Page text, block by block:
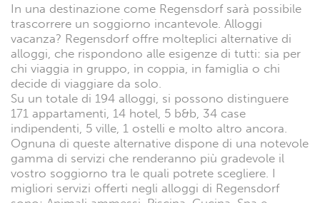
In una destinazione come Regensdorf sarà possibile
trascorrere un soggiorno incantevole. Alloggi
vacanza? Regensdorf offre molteplici alternative di
alloggi, che rispondono alle esigenze di tutti: sia per
chi viaggia in gruppo, in coppia, in famiglia o chi
decide di viaggiare da solo.
Su un totale di 194 alloggi, si possono distinguere
171 appartamenti, 14 hotel, 5 b&b, 34 case
indipendenti, 5 ville, 1 ostelli e molto altro ancora.
Ognuna di queste alternative dispone di una notevole
gamma di servizi che renderanno più gradevole il
vostro soggiorno tra le quali potrete scegliere. I
migliori servizi offerti negli alloggi di Regensdorf